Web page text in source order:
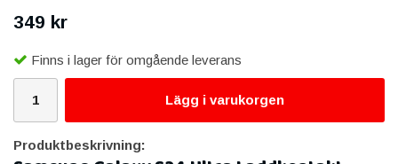
349 kr
Finns i lager för omgående leverans
Lägg i varukorgen
Produktbeskrivning: